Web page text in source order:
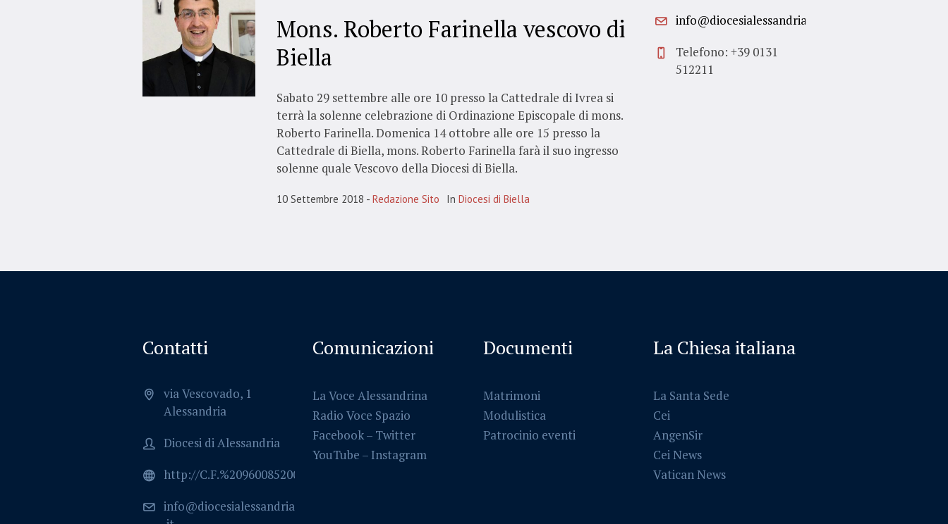
Mons. Roberto Farinella vescovo di
Biella
Sabato 29 settembre alle ore 10 presso la Cattedrale di Ivrea si
terrà la solenne celebrazione di Ordinazione Episcopale di mons.
Roberto Farinella. Domenica 14 ottobre alle ore 15 presso la
Cattedrale di Biella, mons. Roberto Farinella farà il suo ingresso
solenne quale Vescovo della Diocesi di Biella.
10 Settembre 2018 Redazione Sito In Diocesi di Biella
info@diocesialessandria.it
Telefono: +39 0131
512211
Contatti
via Vescovado, 1
Alessandria
Diocesi di Alessandria
http://C.F.%2096008520064
info@diocesialessandria
Comunicazioni
La Voce Alessandrina
Radio Voce Spazio
Facebook– Twitter
YouTube – Instagram
Documenti
Matrimoni
Modulistica
Patrocinio eventi
La Chiesa italiana
La Santa Sede
Cei
AngenSir
Cei News
Vatican News